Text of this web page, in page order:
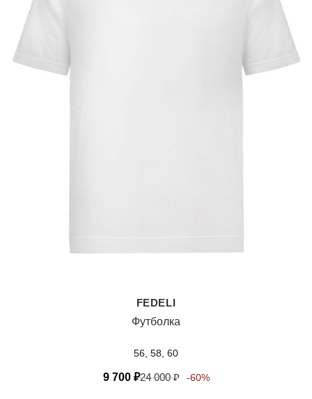
FEDELI
Футболка
56, 58, 60
9 700 ₽24 000₽ -60%